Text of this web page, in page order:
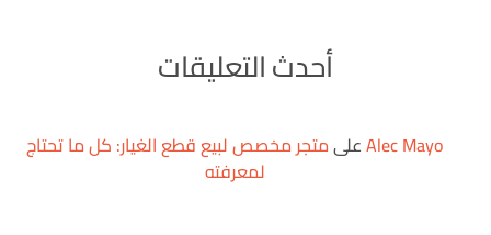
أحدث التعليقات
Alec Mayoعلىمتجر مخصص لبيع قطع الغيار: كل ما تحتاج
لمعرفته